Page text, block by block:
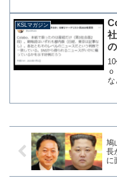
KSLマガジン
な
鳩
長
に